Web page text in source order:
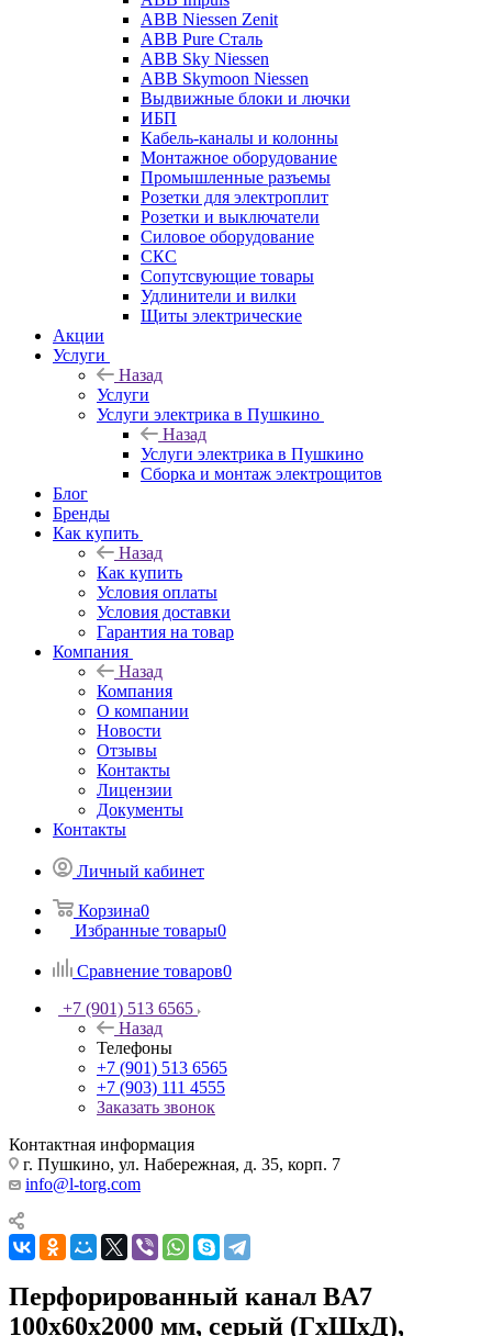
ABB Niessen Zenit
ABB Pure Сталь
ABB Sky Niessen
ABB Skymoon Niessen
Выдвижные блоки и лючки
ИБП
Кабель-каналы и колонны
Монтажное оборудование
Промышленные разъемы
Розетки для электроплит
Розетки и выключатели
Силовое оборудование
СКС
Сопутсвующие товары
Удлинители и вилки
Щиты электрические
Акции
Услуги
Назад
Услуги
Услуги электрика в Пушкино
Назад
Услуги электрика в Пушкино
Сборка и монтаж электрощитов
Блог
Бренды
Как купить
Назад
Как купить
Условия оплаты
Условия доставки
Гарантия на товар
Компания
Назад
Компания
О компании
Новости
Отзывы
Контакты
Лицензии
Документы
Контакты
Личный кабинет
Корзина0
Избранные товары0
Сравнение товаров0
+7 (901) 513 6565
Назад
Телефоны
+7 (901) 513 6565
+7 (903) 111 4555
Заказать звонок
Контактная информация
г. Пушкино, ул. Набережная, д. 35, корп. 7
info@l-torg.com
Перфорированный канал BA7
100x60х2000 мм, серый (ГхШхД),